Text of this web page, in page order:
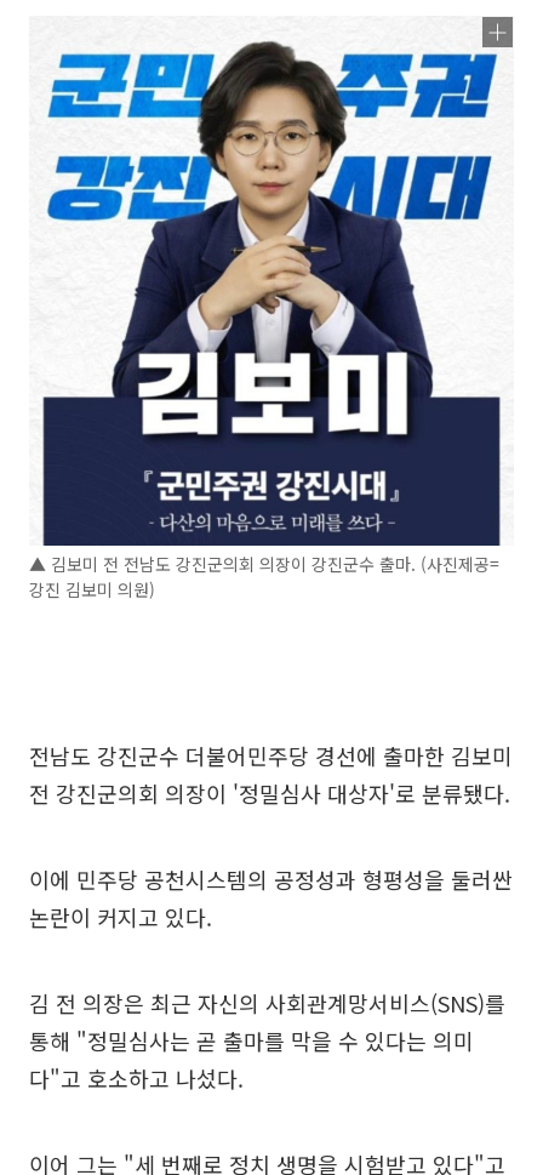
▲ 김보미 전 전남도 강진군의회 의장이 강진군수 출마. (사진제공=
강진 김보미 의원)
전남도 강진군수 더불어민주당 경선에 출마한 김보미
전 강진군의회 의장이 '정밀심사 대상자'로 분류됐다.
이에 민주당 공천시스템의 공정성과 형평성을 둘러싼
논란이 커지고 있다.
김 전 의장은 최근 자신의 사회관계망서비스(SNS)를
통해 "정밀심사는 곧 출마를 막을 수 있다는 의미
다"고 호소하고 나섰다.
이어 그는 "세 번째로 정치 생명을 시험받고 있다"고